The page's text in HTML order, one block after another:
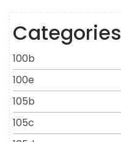
Categories
100b
100e
105b
105c